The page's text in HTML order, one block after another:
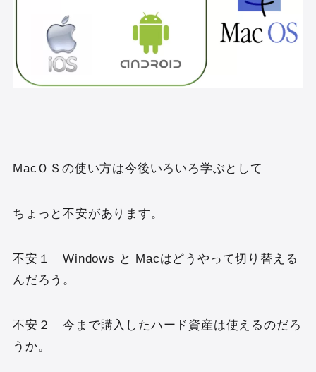
MacＯＳの使い方は今後いろいろ学ぶとして
ちょっと不安があります。
不安１ Windows と Macはどうやって切り替える
んだろう。
不安２ 今まで購入したハード資産は使えるのだろ
うか。